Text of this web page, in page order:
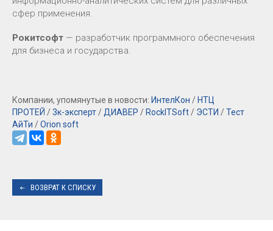
сфер применения.
Рокитсофт — разработчик программного обеспечения
для бизнеса и государства.
Компании, упомянутые в новости: ИнтелКон / НТЦ
ПРОТЕЙ /3к-эксперт/ДИАВЕР / RockITSoft/ ЭСТИ /Тест
АйТи /Orion soft
ВОЗВРАТ К СПИСКУ